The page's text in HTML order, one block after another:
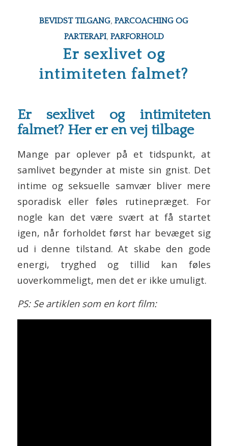
BEVIDST TILGANG,PARCOACHING OG
PARTERAPI, PARFORHOLD
Er sexlivet og
intimiteten falmet?
Er sexlivet og intimiteten
falmet? Her er en vej tilbage
Mange par oplever på et tidspunkt, at
samlivet begynder at miste sin gnist. Det
intime og seksuelle samvær bliver mere
sporadisk eller føles rutinepræget. For
nogle kan det være svært at få startet
igen, når forholdet først har bevæget sig
ud i denne tilstand. At skabe den gode
energi, tryghed og tillid kan føles
uoverkommeligt, men det er ikke umuligt.
PS: Se artiklen som en kort film: